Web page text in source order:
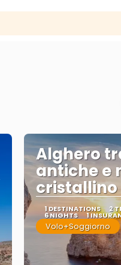
Alghero
antiche e
cristallino
1 DESTINATIONS 2
6 NIGHTS 1
Volo+Soggiorno